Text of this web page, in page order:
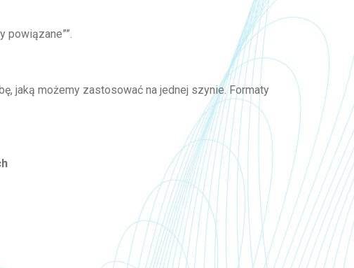
powiązane””.
jaką możemy zastosować na jednej szynie. Formaty